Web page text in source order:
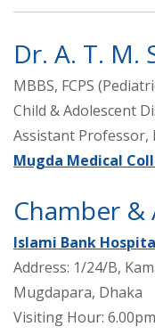
Dr. A. T. M.
MBBS, FCPS
Child & Adolescent
Assistant Professor,
Mugda Medical
Chamber
Islami Bank
Address: 1/24/B,
Mugdapara, Dhaka
Visiting Hour: